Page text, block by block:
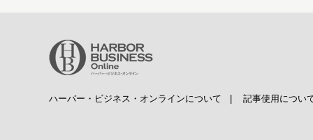
ハーバー・ビジネス・オンラインについて 記事使用につい